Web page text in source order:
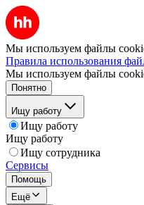
Мы используем файлы
Правила использования
Мы используем файлы
Понятно
Ищу работу
Ищу работу
Ищу работу
Ищу сотрудника
Сервисы
Помощь
Ещё